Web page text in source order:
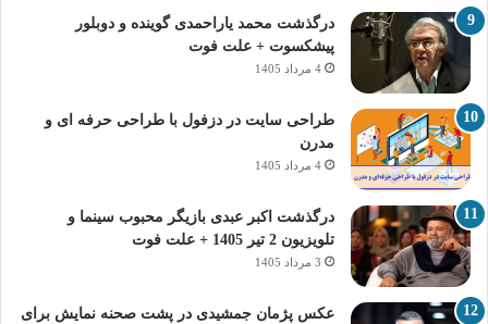
درگذشت محمد یاراحمدی گوینده و دوبلور
پیشکسوت + علت فوت
4 مرداد 1405
طراحی سایت در دزفول با طراحی حرفه‌ ای و
مدرن
4 مرداد 1405
درگذشت اکبر عبدی بازیگر محبوب سینما و
تلویزیون 2 تیر 1405 + علت فوت
3 مرداد 1405
عکس پژمان جمشیدی در پشت صحنه نمایش برای